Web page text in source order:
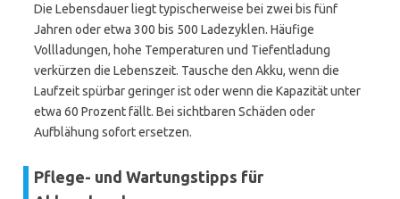
Die Lebensdauer liegt typischerweise bei zwei bis fünf
Jahren oder etwa 300 bis 500 Ladezyklen. Häufige
Vollladungen, hohe Temperaturen und Tiefentladung
verkürzen die Lebenszeit. Tausche den Akku, wenn die
Laufzeit spürbar geringer ist oder wenn die Kapazität unter
etwa 60 Prozent fällt. Bei sichtbaren Schäden oder
Aufblähung sofort ersetzen.
Pflege- und Wartungstipps für